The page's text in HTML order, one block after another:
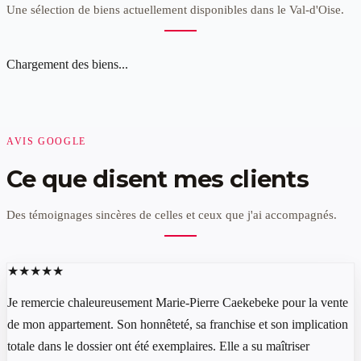
Une sélection de biens actuellement disponibles dans le Val-d'Oise.
Chargement des biens...
AVIS GOOGLE
Ce que disent mes clients
Des témoignages sincères de celles et ceux que j'ai accompagnés.
★★★★★
Je remercie chaleureusement Marie-Pierre Caekebeke pour la vente
de mon appartement. Son honnêteté, sa franchise et son implication
totale dans le dossier ont été exemplaires. Elle a su maîtriser